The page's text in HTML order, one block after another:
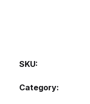
SKU:
Category: